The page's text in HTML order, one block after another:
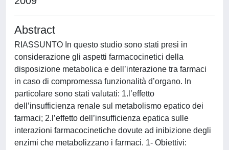
Abstract
RIASSUNTO In questo studio sono stati presi in
considerazione gli aspetti farmacocinetici della
disposizione metabolica e dell’interazione tra farmaci
in caso di compromessa funzionalità d’organo. In
particolare sono stati valutati: 1.l’effetto
dell’insufficienza renale sul metabolismo epatico dei
farmaci; 2.l’effetto dell’insufficienza epatica sulle
interazioni farmacocinetiche dovute ad inibizione degli
enzimi che metabolizzano i farmaci. 1- Obiettivi: